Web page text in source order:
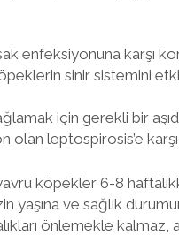
enfeksiyonuna karşı
sinir sistemini
için gerekli bir
olan leptospirosis’e
köpekler 6-8
yaşına ve sağlık
önlemekle kalmaz,